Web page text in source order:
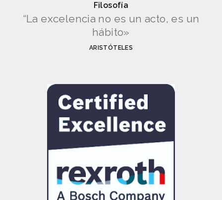
Filosofía
“La excelencia no es un acto, es un
hábito»
ARISTÓTELES